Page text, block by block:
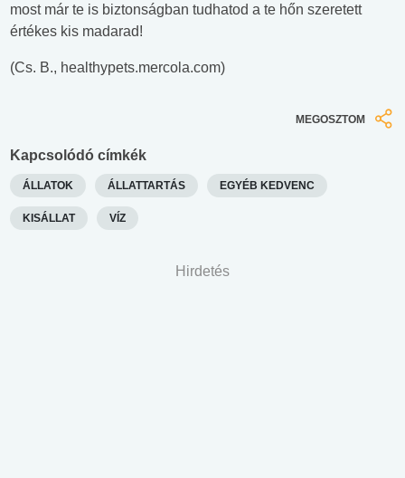
most már te is biztonságban tudhatod a te hőn szeretett
értékes kis madarad!
(Cs. B., healthypets.mercola.com)
MEGOSZTOM
Kapcsolódó címkék
ÁLLATOK ÁLLATTARTÁS EGYÉB KEDVENC
KISÁLLAT VÍZ
Hirdetés